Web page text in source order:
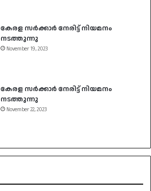
കേരള സർക്കാർ നേരിട്ട് നിയമനം
നടത്തുന്നു
November 19, 2023
കേരള സർക്കാർ നേരിട്ട് നിയമനം
നടത്തുന്നു
November 22, 2023